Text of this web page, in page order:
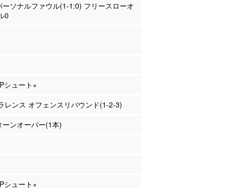
ーソナルファウル(1-1:0) フリースローオ
0
シュート×
レンス オフェンスリバウンド(1-2-3)
ンオーバー(1本)
シュート×